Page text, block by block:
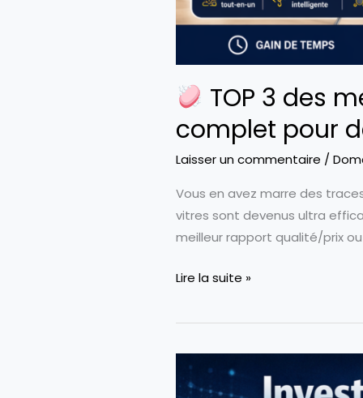
TOP 3 des
complet pour
Laisser un commentaire /
Vous en avez marre des
vitres sont devenus ultra
meilleur rapport qualité/prix
3
meilleurs
robots
Lire la suite »